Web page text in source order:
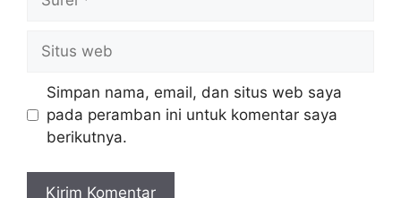
Situs
web
Simpan nama, email, dan situs web saya
pada peramban ini untuk komentar saya
berikutnya.